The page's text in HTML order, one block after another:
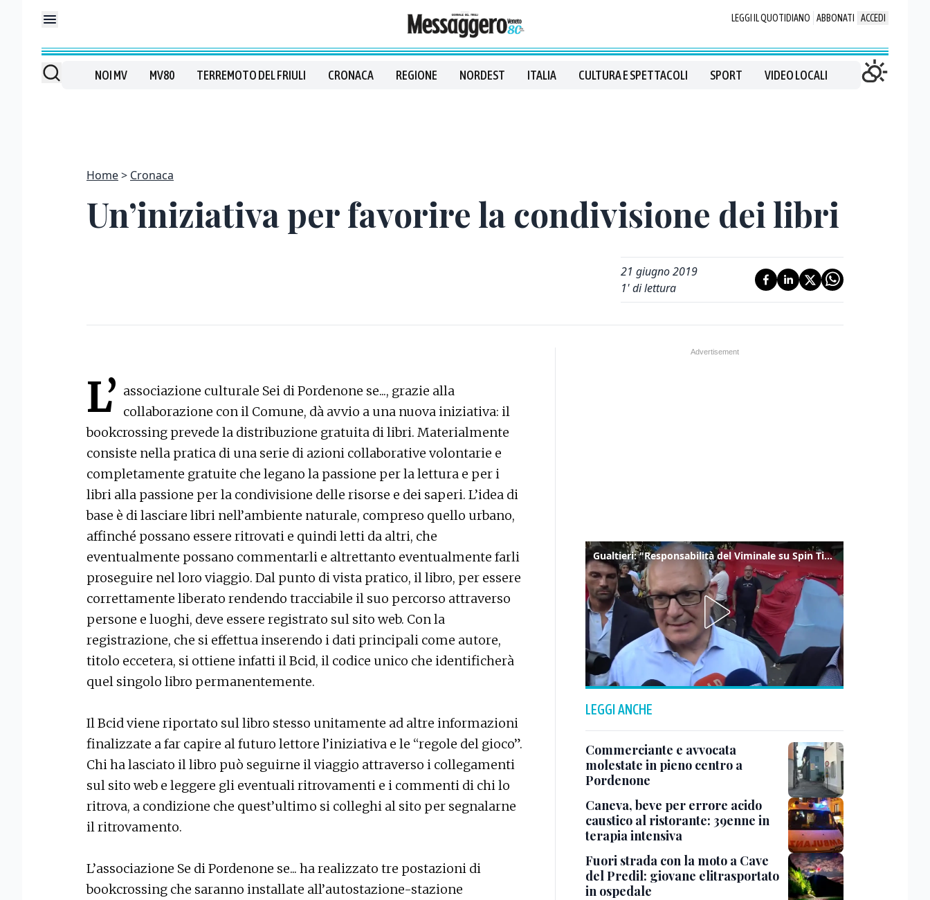
LEGGI IL QUOTIDIANO ABBONATI ACCEDI
NOI MV MV80 TERREMOTO DEL FRIULI CRONACA REGIONE NORDEST ITALIA CULTURA E SPETTACOLI SPORT VIDEO LOCALI
Home Cronaca
Un’iniziativa per favorire la condivisione dei libri
21 giugno 2019
1' di lettura
L’ associazione culturale Sei di Pordenone se..., grazie alla
collaborazione con il Comune, dà avvio a una nuova iniziativa: il
bookcrossing prevede la distribuzione gratuita di libri. Materialmente
consiste nella pratica di una serie di azioni collaborative volontarie e
completamente gratuite che legano la passione per la lettura e per i
libri alla passione per la condivisione delle risorse e dei saperi. L’idea di
base è di lasciare libri nell’ambiente naturale, compreso quello urbano,
affinché possano essere ritrovati e quindi letti da altri, che
eventualmente possano commentarli e altrettanto eventualmente farli
proseguire nel loro viaggio. Dal punto di vista pratico, il libro, per essere
correttamente liberato rendendo tracciabile il suo percorso attraverso
persone e luoghi, deve essere registrato sul sito web. Con la
registrazione, che si effettua inserendo i dati principali come autore,
titolo eccetera, si ottiene infatti il Bcid, il codice unico che identificherà
quel singolo libro permanentemente.
Il Bcid viene riportato sul libro stesso unitamente ad altre informazioni
finalizzate a far capire al futuro lettore l’iniziativa e le “regole del gioco”.
Chi ha lasciato il libro può seguirne il viaggio attraverso i collegamenti
sul sito web e leggere gli eventuali ritrovamenti e i commenti di chi lo
ritrova, a condizione che quest’ultimo si colleghi al sito per segnalarne
il ritrovamento.
L’associazione Se di Pordenone se... ha realizzato tre postazioni di
bookcrossing che saranno installate all’autostazione-stazione
Gualtieri: "Responsabilità del Viminale su Spin Time? La posizione dei partiti è nota"
LEGGI ANCHE
Commerciante e avvocata
molestate in pieno centro a
Pordenone
Caneva, beve per errore acido
caustico al ristorante: 39enne in
terapia intensiva
Fuori strada con la moto a Cave
del Predil: giovane elitrasportato
in ospedale